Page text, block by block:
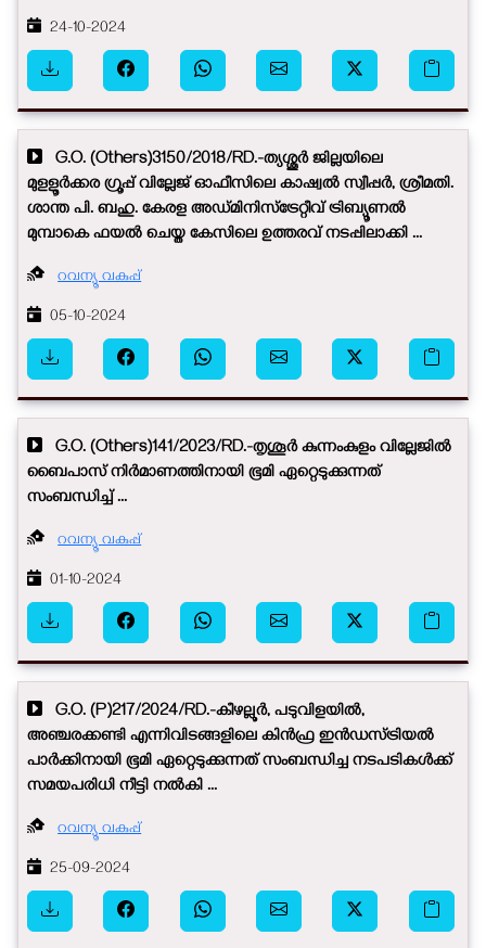
24-10-2024
G.O. (Others)3150/2018/RD.-ത്യശ്ശൂർ ജില്ലയിലെ
മുളളൂർക്കര ഗ്രൂപ്പ് വില്ലേജ് ഓഫീസിലെ കാഷ്വൽ സ്വീപ്പർ, ശ്രീമതി.
ശാന്ത പി. ബഹു. കേരള അഡ്മിനിസ്ട്രേറ്റീവ് ട്രിബ്യൂണൽ
മുമ്പാകെ ഫയൽ ചെയ്ത കേസിലെ ഉത്തരവ് നടപ്പിലാക്കി ...
റവന്യൂ വകുപ്പ്
05-10-2024
G.O. (Others)141/2023/RD.-തൃശൂർ കുന്നംകുളം വില്ലേജിൽ
ബൈപാസ് നിർമാണത്തിനായി ഭൂമി ഏറ്റെടുക്കുന്നത്
സംബന്ധിച്ച് ...
റവന്യൂ വകുപ്പ്
01-10-2024
G.O. (P)217/2024/RD.-കീഴല്ലൂർ, പടുവിളയിൽ,
അഞ്ചരക്കണ്ടി എന്നിവിടങ്ങളിലെ കിൻഫ്ര ഇൻഡസ്ട്രിയൽ
പാർക്കിനായി ഭൂമി ഏറ്റെടുക്കുന്നത് സംബന്ധിച്ച നടപടികൾക്ക്
സമയപരിധി നീട്ടി നൽകി ...
റവന്യൂ വകുപ്പ്
25-09-2024